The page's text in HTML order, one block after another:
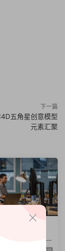
下一篇
五角星创意模型
元素汇聚
C4D插件Cinem
v4.6.8.1 WI